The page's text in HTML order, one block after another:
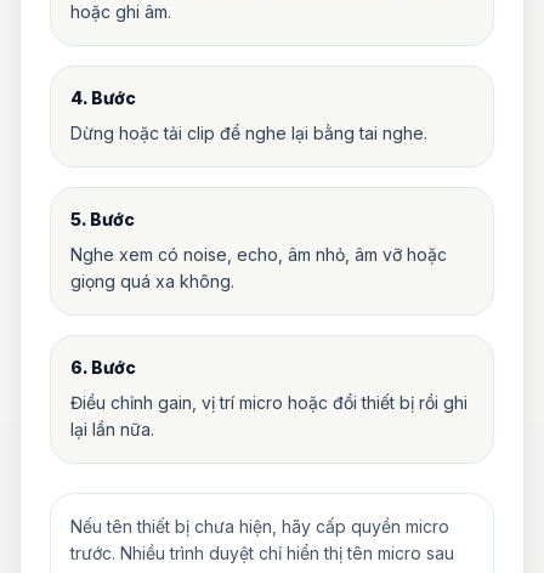
hoặc ghi âm.
4. Bước
Dừng hoặc tải clip để nghe lại bằng tai nghe.
5. Bước
Nghe xem có noise, echo, âm nhỏ, âm vỡ hoặc
giọng quá xa không.
6. Bước
Điều chỉnh gain, vị trí micro hoặc đổi thiết bị rồi ghi
lại lần nữa.
Nếu tên thiết bị chưa hiện, hãy cấp quyền micro
trước. Nhiều trình duyệt chỉ hiển thị tên micro sau